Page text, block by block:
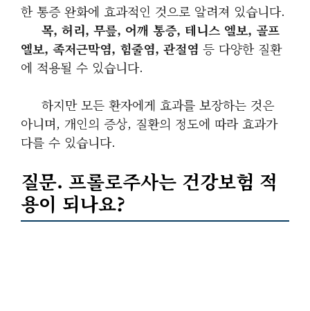
한 통증 완화에 효과적인 것으로 알려져 있습니다.
목, 허리, 무릎, 어깨 통증, 테니스 엘보, 골프
엘보, 족저근막염, 힘줄염, 관절염 등 다양한 질환
에 적용될 수 있습니다.
하지만 모든 환자에게 효과를 보장하는 것은
아니며, 개인의 증상, 질환의 정도에 따라 효과가
다를 수 있습니다.
질문. 프롤로주사는 건강보험 적
용이 되나요?